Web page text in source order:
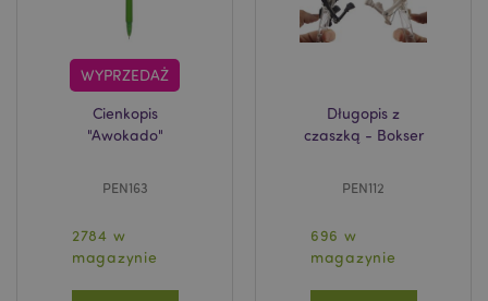
WYPRZEDAŻ
Cienkopis
"Awokado"
PEN163
2784 w
magazynie
Długopis z
czaszką - Bokser
PEN112
696 w
magazynie